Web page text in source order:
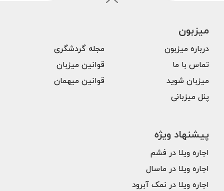
میزبون
درباره میزبون
تماس با ما
میزبان شوید
پنل میزبانی
مجله گردشگری
قوانین میزبان
قوانین میهمان
پیشنهاد ویژه
اجاره ویلا در فشم
اجاره ویلا در ماسال
اجاره ویلا در نمک آبرود